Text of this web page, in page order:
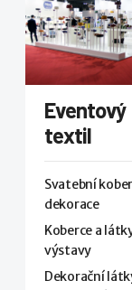
Eventový
textil
Svatební
dekorace
Koberce a
výstavy
Dekorační